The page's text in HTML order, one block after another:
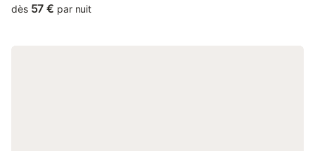
lit double avec ses tables de chevet , une armoire. -La
dès 57 € par nuit